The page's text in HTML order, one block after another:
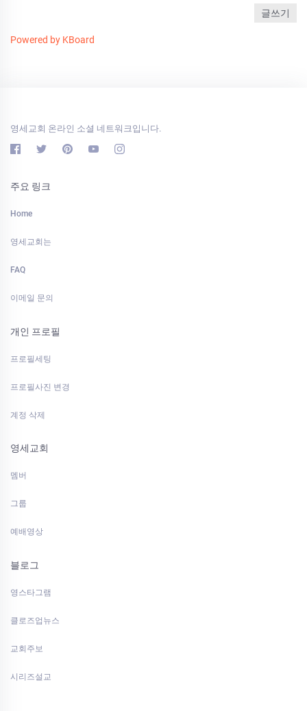
글쓰기
Powered by KBoard
영세교회 온라인 소셜 네트워크입니다.
주요 링크
Home
영세교회는
FAQ
이메일 문의
개인 프로필
프로필세팅
프로필사진 변경
계정 삭제
영세교회
멤버
그룹
예배영상
블로그
영스타그램
클로즈업뉴스
교회주보
시리즈설교